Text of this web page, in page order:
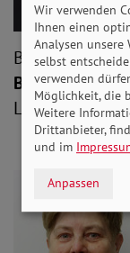
Bruno Hartwig
Wir verwenden
Ihnen einen
Analysen unsere
selbst
verwenden
Möglichkeit, die
Weitere
Drittanbieter,
und im
Anpassen